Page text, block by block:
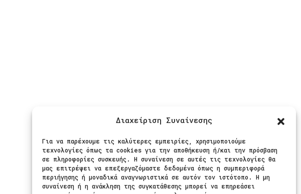
Διαχείριση Συναίνεσης
Για να παρέχουμε τις καλύτερες εμπειρίες, χρησιμοποιούμε
τεχνολογίες όπως τα cookies για την αποθήκευση ή/και την πρόσβαση
σε πληροφορίες συσκευής. Η συναίνεση σε αυτές τις τεχνολογίες θα
μας επιτρέψει να επεξεργαζόμαστε δεδομένα όπως η συμπεριφορά
περιήγησης ή μοναδικά αναγνωριστικά σε αυτόν τον ιστότοπο. Η μη
συναίνεση ή η ανάκληση της συγκατάθεσης μπορεί να επηρεάσει
Ακολουθήστε μας